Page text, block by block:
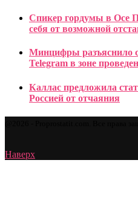
Спикер гордумы в Осе
себя от возможной
Минцифры разъяснило
Telegram в зоне
Каллас предложила
Россией от отчаяния
Наверх